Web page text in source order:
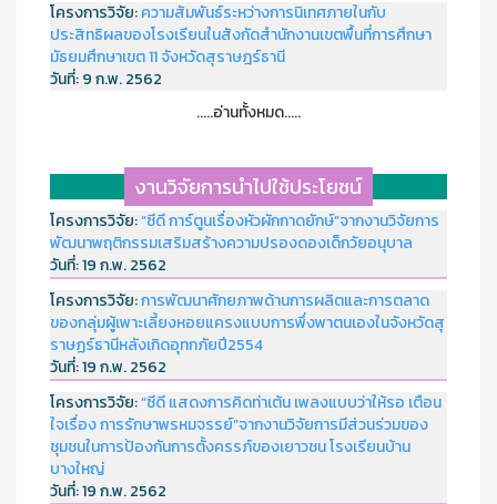
โครงการวิจัย:ความสัมพันธ์ระหว่างการนิเทศภายในกับ
ประสิทธิผลของโรงเรียนในสังกัดสำนักงานเขตพื้นที่การศึกษา
มัธยมศึกษาเขต 11 จังหวัดสุราษฎร์ธานี
วันที่:9 ก.พ. 2562
.....อ่านทั้งหมด.....
งานวิจัยการนำไปใช้ประโยชน์
โครงการวิจัย:“ซีดี การ์ตูนเรื่องหัวผักกาดยักษ์”จากงานวิจัยการ
พัฒนาพฤติกรรมเสริมสร้างความปรองดองเด็กวัยอนุบาล
วันที่:19 ก.พ. 2562
โครงการวิจัย:การพัฒนาศักยภาพด้านการผลิตและการตลาด
ของกลุ่มผู้เพาะเลี้ยงหอยแครงแบบการพึ่งพาตนเองในจังหวัดสุ
ราษฏร์ธานีหลังเกิดอุทกภัยปี2554
วันที่:19 ก.พ. 2562
โครงการวิจัย:“ซีดี แสดงการคิดท่าเต้น เพลงแบบว่าให้รอ เตือน
ใจเรื่อง การรักษาพรหมจรรย์”จากงานวิจัยการมีส่วนร่วมของ
ชุมชนในการป้องกันการตั้งครรภ์ของเยาวชน โรงเรียนบ้าน
บางใหญ่
วันที่:19 ก.พ. 2562